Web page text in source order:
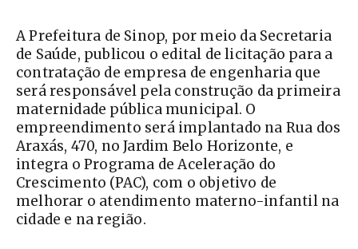
A Prefeitura de Sinop, por meio da Secretaria
de Saúde, publicou o edital de licitação para a
contratação de empresa de engenharia que
será responsável pela construção da primeira
maternidade pública municipal. O
empreendimento será implantado na Rua dos
Araxás, 470, no Jardim Belo Horizonte, e
integra o Programa de Aceleração do
Crescimento (PAC), com o objetivo de
melhorar o atendimento materno-infantil na
cidade e na região.